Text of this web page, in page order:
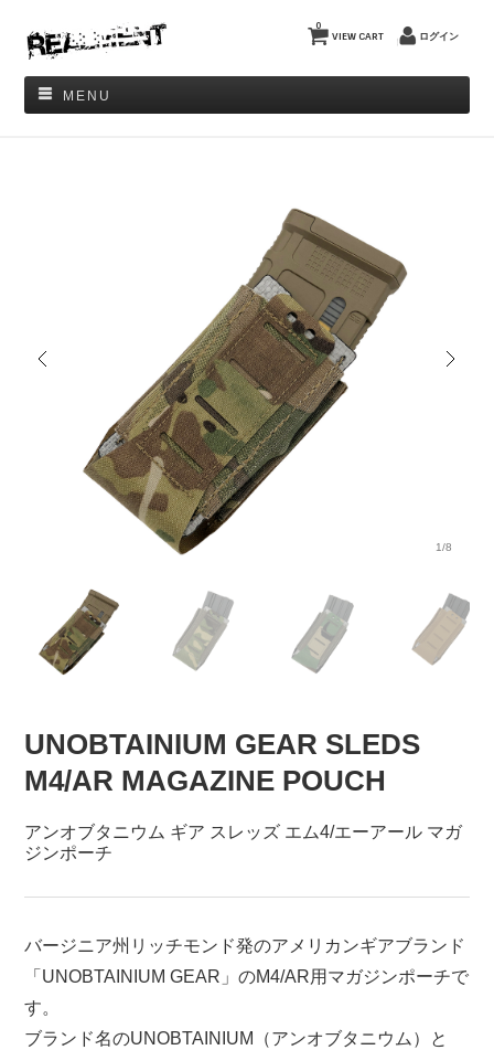
VIEW CART
0
ログイン
MENU
1/8
UNOBTAINIUM GEAR SLEDS
M4/AR MAGAZINE POUCH
アンオブタニウム ギア スレッズ エム4/エーアール マガ
ジンポーチ
バージニア州リッチモンド発のアメリカンギアブランド
「UNOBTAINIUM GEAR」のM4/AR用マガジンポーチで
す。
ブランド名のUNOBTAINIUM（アンオブタニウム）と